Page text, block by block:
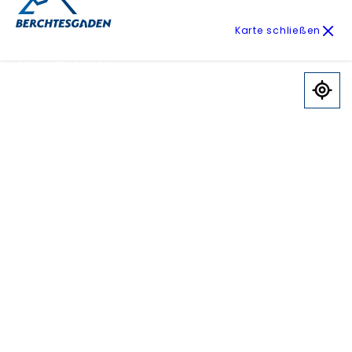
Karte schließen